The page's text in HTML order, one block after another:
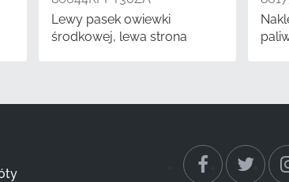
wyblakłych lub
sposób na drastyczną
Lewy pasek owiewki
środkowej, lewa strona